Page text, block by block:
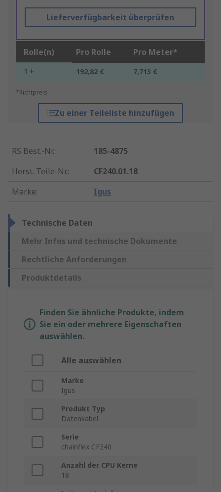
Lieferverfügbarkeit überprüfen
Rolle(n) Pro Rolle Pro Meter*
1 + 192,82 € 7,713 €
*Richtpreis
Zu einer Teileliste hinzufügen
RS Best.-Nr.:
185-4875
Herst. Teile-Nr.:
CF240.01.18
Marke: Igus
Technische Daten
Mehr Infos und technische Dokumente
Rechtliche Anforderungen
Produktdetails
Finden Sie ähnliche Produkte, indem
Sie ein oder mehrere Eigenschaften
auswählen.
Alle auswählen
Marke
Igus
Produkt Typ
Datenkabel
Serie
chainflex CF240
Anzahl der CPU Kerne
18